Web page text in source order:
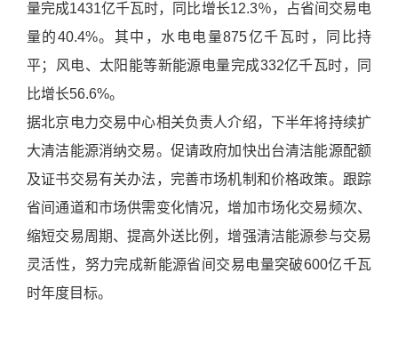
量完成1431亿千瓦时，同比增长12.3％，占省间交易电
量的40.4%。其中，水电电量875亿千瓦时，同比持
平；风电、太阳能等新能源电量完成332亿千瓦时，同
比增长56.6%。
据北京电力交易中心相关负责人介绍，下半年将持续扩
大清洁能源消纳交易。促请政府加快出台清洁能源配额
及证书交易有关办法，完善市场机制和价格政策。跟踪
省间通道和市场供需变化情况，增加市场化交易频次、
缩短交易周期、提高外送比例，增强清洁能源参与交易
灵活性，努力完成新能源省间交易电量突破600亿千瓦
时年度目标。